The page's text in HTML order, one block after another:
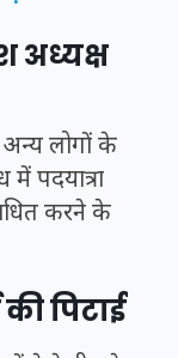
अध्यक्ष
अन्य लोगों के
पदयात्रा
करने के
पिटाई